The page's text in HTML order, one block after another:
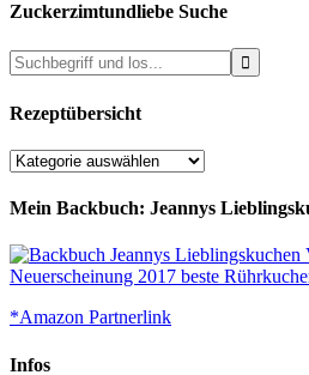
Zuckerzimtundliebe Suche
Rezeptübersicht
Rezeptübersicht
Mein Backbuch: Jeannys
*Amazon Partnerlink
Infos